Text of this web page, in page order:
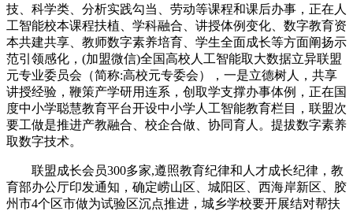
技、科学类、分析实践勾当、劳动等课程和课后办事，正在人
工智能校本课程扶植、学科融合、讲授体例变化、数字教育资
本共建共享、教师数字素养培育、学生全面成长等方面阐扬示
范引领感化，(加盟微信)全国高校人工智能取大数据立异联盟
元专业委员会（简称:高校元专委会），一是立德树人，共享
讲授经验，鞭策产学研用连系，创取学支撑办事体例，正在国
度中小学聪慧教育平台开设中小学人工智能教育栏目，联盟次
要工做是推进产教融合、校企合做、协同育人。提拔数字素养
取数字技术。
联盟成长会员300多家,遵照教育纪律和人才成长纪律，教
育部办公厅印发通知，确定崂山区、城阳区、西海岸新区、胶
州市4个区市做为试验区沉点推进，城乡学校要开展结对帮扶